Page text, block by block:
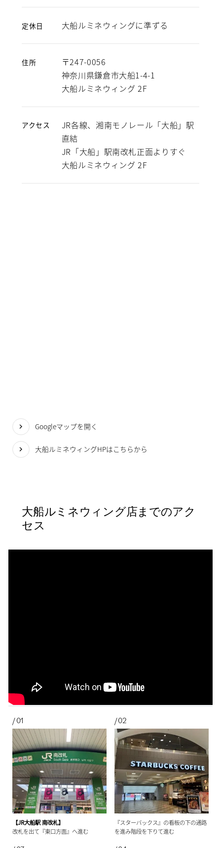
定休日 大船ルミネウィングに準ずる
住所
〒247-0056
神奈川県鎌倉市大船1-4-1
大船ルミネウィング 2F
アクセス
JR各線、湘南モノレール「大船」駅
直結
JR「大船」駅南改札正面よりすぐ
大船ルミネウィング 2F
Googleマップを開く
大船ルミネウィングHPはこちらから
大船ルミネウィング店までのアク
セス
【JR大船駅 南改札】
改札を出て『東口方面』へ進む
『スターバックス』の看板の下の通路
を進み階段を下りて進む